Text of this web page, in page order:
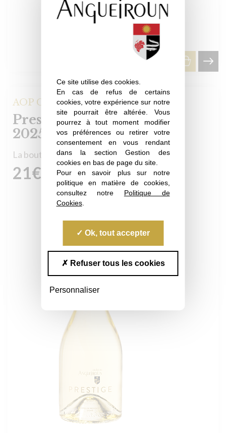
Ce site utilise des cookies.
En cas de refus de certains
cookies, votre expérience sur notre
site pourrait être altérée. Vous
pourrez à tout moment modifier
vos préférences ou retirer votre
consentement en vous rendant
dans la section Gestion des
cookies en bas de page du site.
Pour en savoir plus sur notre
politique en matière de cookies,
consultez notre Politique de
Cookies.
Ok, tout accepter
Refuser tous les cookies
Personnaliser
AOP Côtes de Provence
Prestige Blanc La Londe
2025
La bouteille
21€